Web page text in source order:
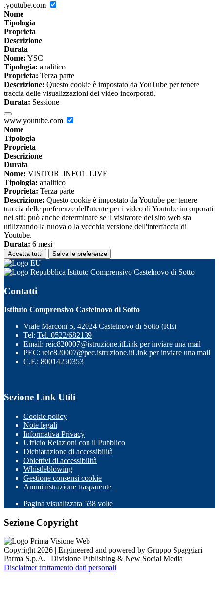
.youtube.com
Nome
Tipologia
Proprieta
Descrizione
Durata
Nome: YSC
Tipologia: analitico
Proprieta: Terza parte
Descrizione: Questo cookie è impostato da YouTube per tenere
traccia delle visualizzazioni dei video incorporati.
Durata: Sessione
www.youtube.com
Nome
Tipologia
Proprieta
Descrizione
Durata
Nome: VISITOR_INFO1_LIVE
Tipologia: analitico
Proprieta: Terza parte
Descrizione: Questo cookie è impostato da Youtube per tenere
traccia delle preferenze dell'utente per i video di Youtube incorporati
nei siti; può anche determinare se il visitatore del sito web sta
utilizzando la nuova o la vecchia versione dell'interfaccia di
Youtube.
Durata: 6 mesi
Accetta tutti Salva le preferenze
Istituto Comprensivo Castelnovo di Sotto
Contatti
Istituto Comprensivo Castelnovo di Sotto
Viale Marconi 5, 42024 Castelnovo di Sotto (RE)
Tel: Tel. 0522/682139
Email: reic820007@istruzione.itLink per inviare una mail
PEC: reic820007@pec.istruzione.itLink per inviare una mail
C.F.: 80014250353
Sezione Link Utili
Cookie policy
Note legali
Informativa Privacy
Ufficio Relazioni con il Pubblico
Dichiarazione di accessibilità
Obiettivi di accessibilità
Whistleblowing
Gestione consensi cookie
Amministrazione trasparente
Pagina visualizzata 538 volte
Sezione Copyright
Copyright 2026 | Engineered and powered by Gruppo Spaggiari
Parma S.p.A. | Divisione Publishing & New Social Media
Disclaimer trattamento dati personali